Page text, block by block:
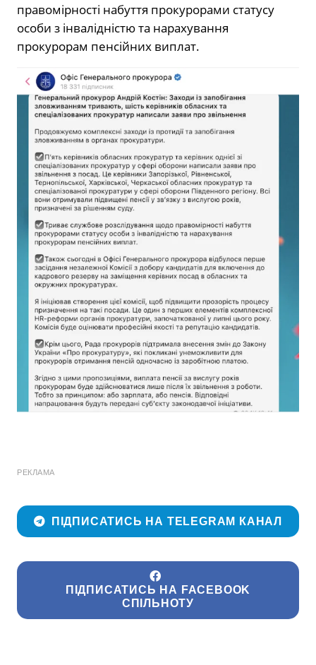
правомірності набуття прокурорами статусу
особи з інвалідністю та нарахування
прокурорам пенсійних виплат.
РЕКЛАМА
ПІДПИСАТИСЬ НА TELEGRAM КАНАЛ
ПІДПИСАТИСЬ НА FACEBOOK
СПІЛЬНОТУ